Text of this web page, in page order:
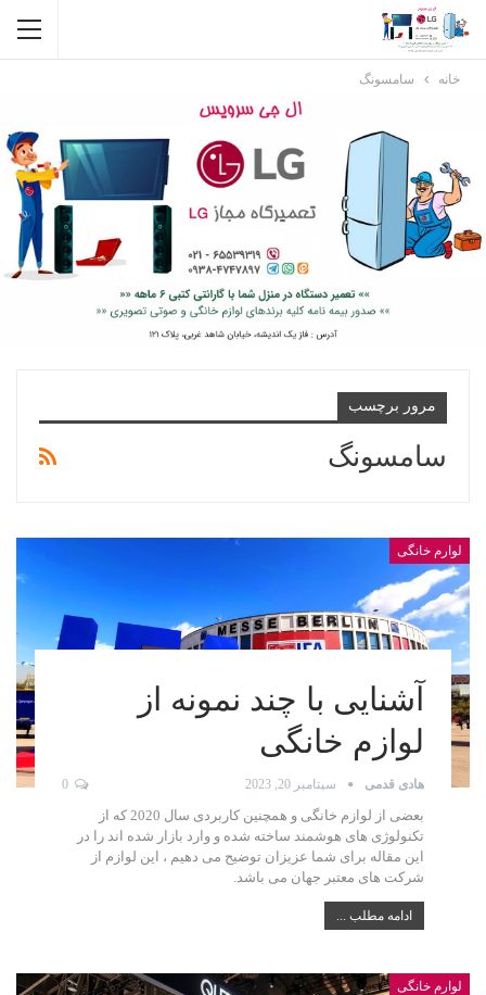
خانه سامسونگ
مرور برچسب
سامسونگ
لوارم خانگی
آشنایی با چند نمونه از
لوازم خانگی
هادی قدمی سپتامبر 20, 2023 0
بعضی از لوازم خانگی و همچنین کاربردی سال 2020 که از
تکنولوژی های هوشمند ساخته شده و وارد بازار شده اند را در
این مقاله برای شما عزیزان توضیح می دهیم ، این لوازم از
شرکت های معتبر جهان می باشد.
ادامه مطلب ...
لوارم خانگی